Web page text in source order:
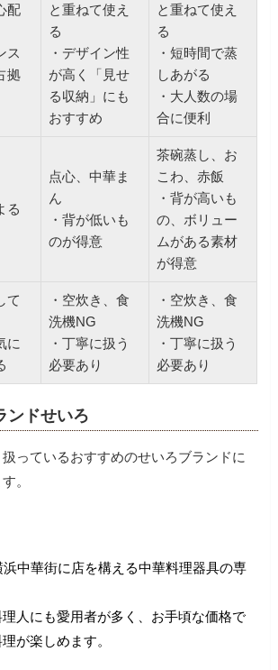
配
ス
拠
と重ねて使え
る
・デザイン性
が高く「見せ
る収納」にも
おすすめ
と重ねて使え
る
・短時間で蒸
しあがる
・大人数の場
合に便利
る
点心、中華ま
ん
・背が低いも
のが得意
茶碗蒸し、お
こわ、赤飯
・背が高いも
の、ボリュー
ムがある素材
が得意
て
に
・空炊き、食
洗機NG
・丁寧に扱う
必要あり
・空炊き、食
洗機NG
・丁寧に扱う
必要あり
ンドせいろ
っているおすすめのせいろブランドに
。
中華街に店を構える中華料理器具の専
人にも愛用者が多く、お手頃な価格で
が楽しめます。